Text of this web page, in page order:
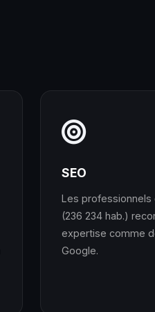
SEO
Les professionnels
(236 234 hab.)
expertise comme
Google.